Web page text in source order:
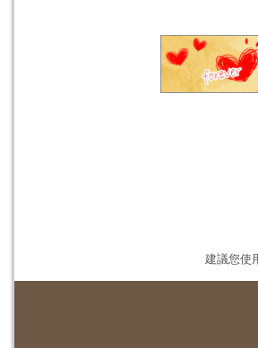
建議您使